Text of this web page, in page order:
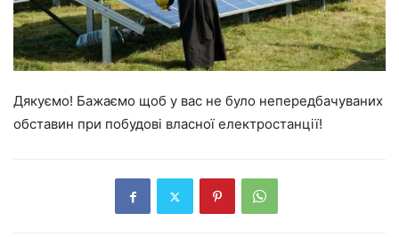
Дякуємо! Бажаємо щоб у вас не було непередбачуваних
обставин при побудові власної електростанції!